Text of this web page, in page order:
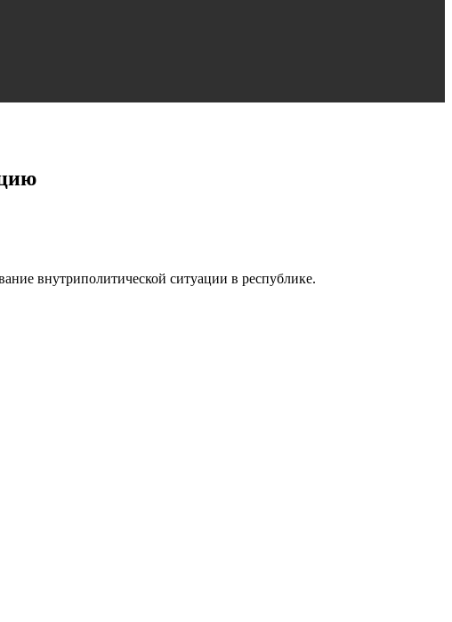
внутриполитической ситуации в республике.